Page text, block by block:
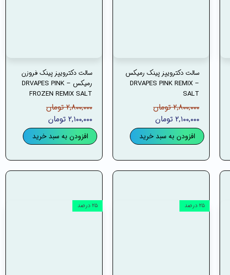
سالت دکترویپز پینک رمیکس
– DRVAPES PINK REMIX
SALT
۲,۸۰۰,۰۰۰ تومان
۲,۱۰۰,۰۰۰ تومان
افزودن به سبد خرید
سالت دکترویپز پینک فروزن
رمیکس – DRVAPES PINK
FROZEN REMIX SALT
۲,۸۰۰,۰۰۰ تومان
۲,۱۰۰,۰۰۰ تومان
افزودن به سبد خرید
۲۵ درصد ۲۵ درصد